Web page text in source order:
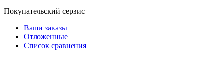
Покупательский сервис
Ваши заказы
Отложенные
Список сравнения